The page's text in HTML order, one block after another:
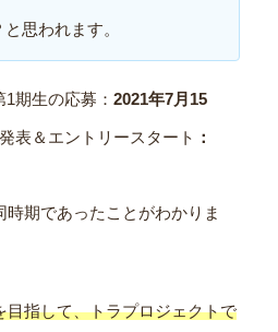
思われます。
期生の応募： 2021年7月15
表＆エントリースタート ：
時期であったことがわかりま
目指して、トラプロジェクトで